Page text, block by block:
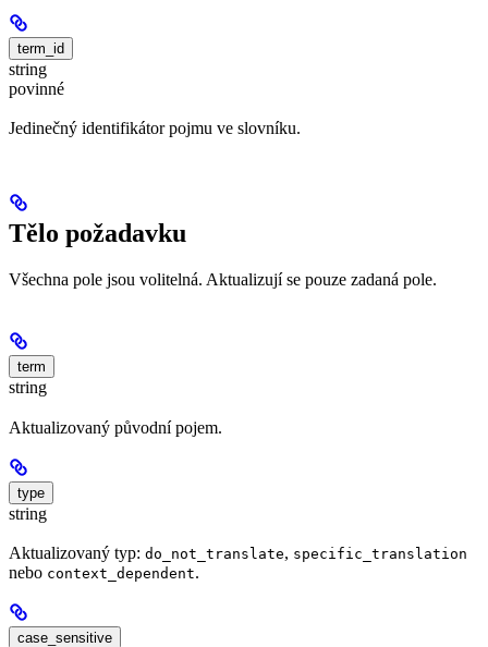
term_id
string
povinné
Jedinečný identifikátor pojmu ve slovníku.
Tělo požadavku
Všechna pole jsou volitelná. Aktualizují se pouze zadaná pole.
term
string
Aktualizovaný původní pojem.
type
string
Aktualizovaný typ: do_not_translate, specific_translation
nebo context_dependent.
case_sensitive